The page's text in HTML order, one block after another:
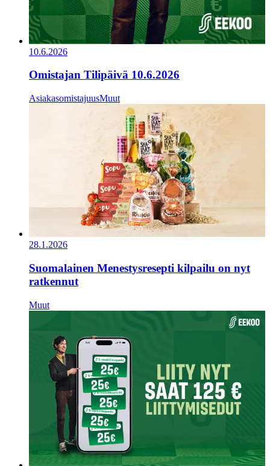
10.6.2026
Omistajan Tilipäivä 10.6.2026
AsiakasomistajuusMuut
28.1.2026
Suomalainen Menestysresepti kilpailu on nyt
ratkennut
Muut